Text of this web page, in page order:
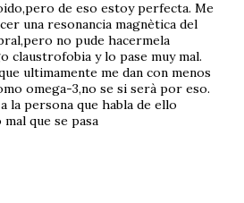
de eso estoy perfecta. Me
una resonancia magnètica del
no pude hacermela
claustrofobia y lo pase muy mal.
ultimamente me dan con menos
omega-3,no se si serà por eso.
la persona que habla de ello
que se pasa